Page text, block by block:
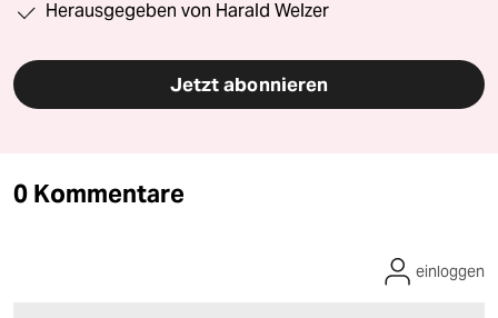
Herausgegeben von Harald Welzer
Jetzt abonnieren
0 Kommentare
einloggen